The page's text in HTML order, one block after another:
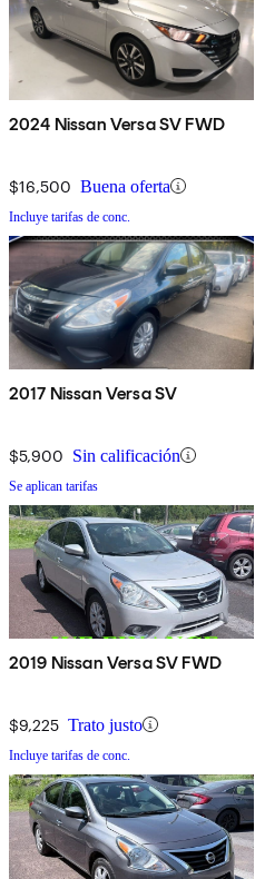
2024 Nissan Versa SV FWD
$16,500 Buena oferta
Incluye tarifas de conc.
2017 Nissan Versa SV
$5,900 Sin calificación
Se aplican tarifas
2019 Nissan Versa SV FWD
$9,225 Trato justo
Incluye tarifas de conc.